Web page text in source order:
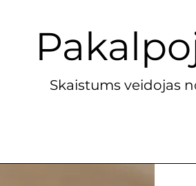
Skaistums veidojas